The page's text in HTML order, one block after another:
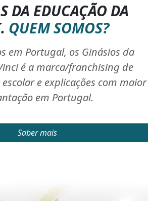
DA EDUCAÇÃO DA
QUEM SOMOS?
em Portugal, os Ginásios da
é a marca/franchising de
e explicações com maior
em Portugal.
Saber mais